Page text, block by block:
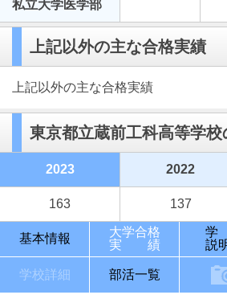
私立大学医学部
上記以外の主な合格実績
上記以外の主な合格実績
東京都立蔵前工科高等学校
2023 2022
163 137
基本情報
大学合格
実 績
学
説
学校詳細 部活一覧